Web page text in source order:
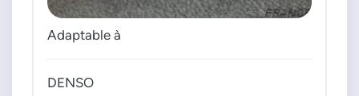
Adaptable à
DENSO